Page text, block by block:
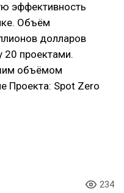
эффективность
Объём
долларов
проектами.
объёмом
Проекта: Spot Zero
234